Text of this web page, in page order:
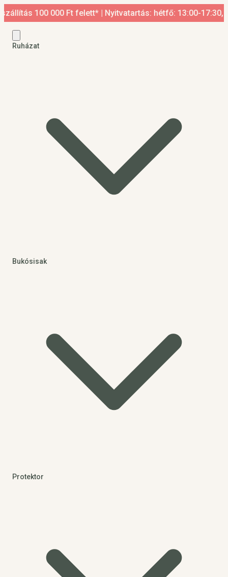
100 000 Ft felett* | Nyitvatartás: hétfő: 13:00-17:30, kedd-
Ruházat
Bukósisak
Protektor